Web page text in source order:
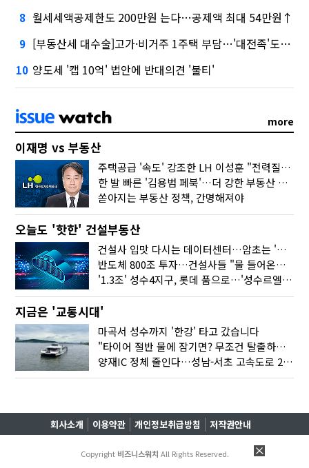
8 월세세액공제한도 200만원 는다…공제액 최대 54만원↑
9 [부동산세 대수술]고가·비거주 1주택 부담…'대전족'도 불똥
10 양도세 '캡 10억' 법안에 반대의견 '불티'
more
이재명 vs 부동산
주택공급 '속도' 강조한 LH 이성훈 "전력질주해야"
한 발 빠른 '김용범 페북'…더 강한 부동산 규제 나오나
쏟아지는 부동산 정책, 간명해져야
오늘도 '핫한' 건설부동산
건설사 입맛 다시는 데이터센터…암초는 '주민 반대'
반도체 800조 투자…건설사들 "물 들어온다!"
'1.3조' 성수4지구, 롯데 품으로…'성수르엘 S70' 거듭
지금은 '교통시대'
마곡서 성수까지 '한강' 타고 갔습니다
"타이어 절반 물에 잠기면? 무조건 탈출하세요"
양재IC 정체 줄인다…성남-서초 고속도로 2029년 착공
회사소개 이용약관 개인정보취급방침 저작권안내
Copyright 비즈니스워치 All Rights Reserved.